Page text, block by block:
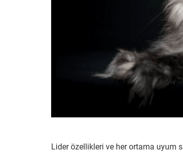
Lider özellikleri ve her ortama uyum